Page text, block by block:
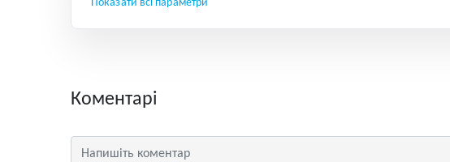
Показати всі параметри
Коментарі